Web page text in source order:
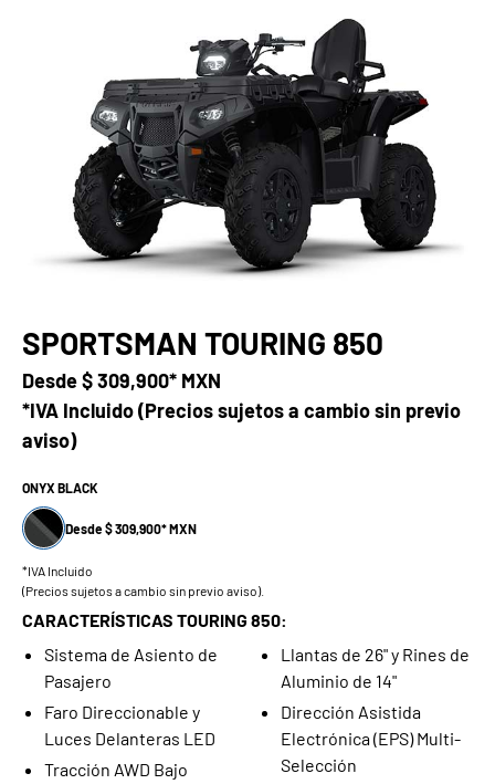
SPORTSMAN TOURING 850
Desde$ 309,900* MXN
*IVA Incluido (Precios sujetos a cambio sin previo
aviso)
ONYX BLACK
Desde $ 309,900* MXN
*IVA Incluido
(Precios sujetos a cambio sin previo aviso).
CARACTERÍSTICAS TOURING 850:
Sistema de Asiento de
Pasajero
Faro Direccionable y
Luces Delanteras LED
Tracción AWD Bajo
Llantas de 26" y Rines de
Aluminio de 14"
Dirección Asistida
Electrónica (EPS) Multi-
Selección